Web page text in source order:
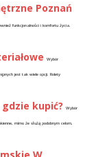
Poznań
funkcjonalności i komfortu życia.
Wybór
jest tak wiele opcji. Rolety
kupić? Wybór
mimo że służą podobnym celom,
W